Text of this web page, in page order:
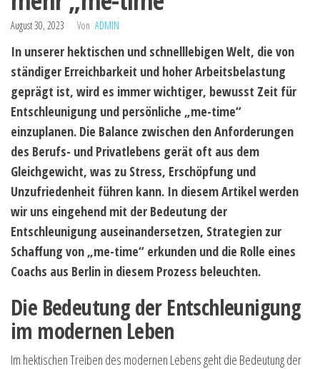
August 30, 2023 Von ADMIN
In unserer hektischen und schnelllebigen Welt, die von
ständiger Erreichbarkeit und hoher Arbeitsbelastung
geprägt ist, wird es immer wichtiger, bewusst Zeit für
Entschleunigung und persönliche „me-time“
einzuplanen. Die Balance zwischen den Anforderungen
des Berufs- und Privatlebens gerät oft aus dem
Gleichgewicht, was zu Stress, Erschöpfung und
Unzufriedenheit führen kann. In diesem Artikel werden
wir uns eingehend mit der Bedeutung der
Entschleunigung auseinandersetzen, Strategien zur
Schaffung von „me-time“ erkunden und die Rolle eines
Coachs aus Berlin in diesem Prozess beleuchten.
Die Bedeutung der Entschleunigung
im modernen Leben
Im hektischen Treiben des modernen Lebens geht die Bedeutung der